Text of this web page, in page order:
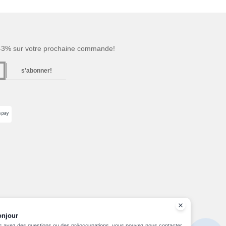
sur votre prochaine commande!
s'abonner!